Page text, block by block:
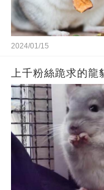
2024/01/15
上千粉絲跪求的